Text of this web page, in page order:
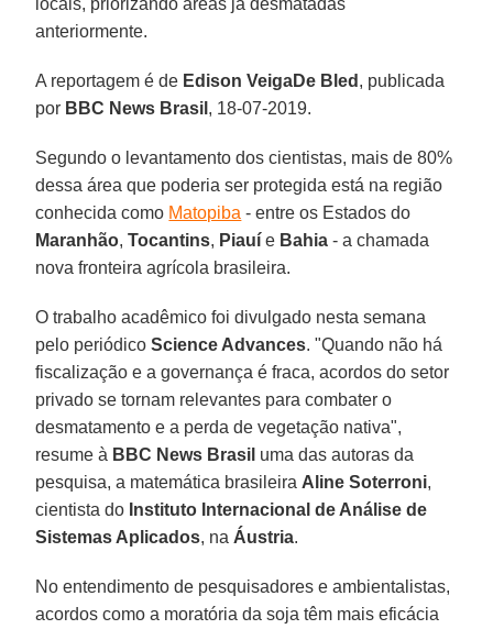
anteriormente.
A reportagem é de Edison VeigaDe Bled , publicada
por BBC News Brasil , 18-07-2019.
Segundo o levantamento dos cientistas, mais de 80%
dessa área que poderia ser protegida está na região
conhecida como Matopiba - entre os Estados do
Maranhão,Tocantins, Piauí e Bahia - a chamada
nova fronteira agrícola brasileira.
O trabalho acadêmico foi divulgado nesta semana
pelo periódico Science Advances. "Quando não há
fiscalização e a governança é fraca, acordos do setor
privado se tornam relevantes para combater o
desmatamento e a perda de vegetação nativa",
resume à BBC News Brasil uma das autoras da
pesquisa, a matemática brasileira Aline Soterroni,
cientista do Instituto Internacional de Análise de
Sistemas Aplicados, na Áustria.
No entendimento de pesquisadores e ambientalistas,
acordos como a moratória da soja têm mais eficácia